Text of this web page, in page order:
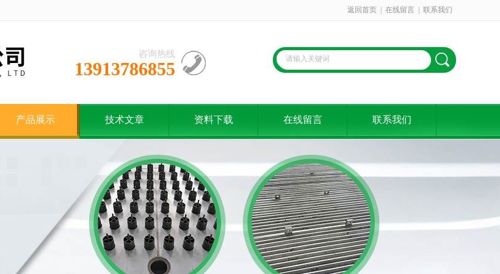
返回首页 在线留言 联系我们
咨询热线
13913786855
产品展示 技术文章 资料下载 在线留言 联系我们